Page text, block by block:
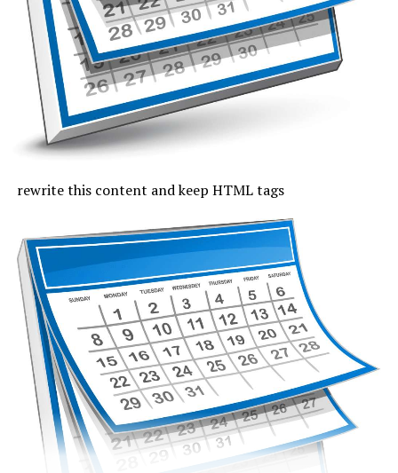
fi tropicală. Cerul va fi mai mult senin, iar vântul va sufla
slab și moderat.
Joi, cu excepția zonei de coastă, vremea va fi caniculară,
indicele temperatură-umezeală va depăși pe arii extinse
pragul critic de 80 de unități, iar temperaturile maxime
se vor încadra între 33 și 37 de grade, mai coborâte pe
litoral, unde vor fi 30 de grade. Noaptea, valorile termice
mult moderat și după-amiază vor fi posibile averse slabe.
Vineri, valorile termice nu mai trec de pragul caniculei,
la malul mării vor fi 33 de grade și minimele nocturne se
mențin între 19 și 24 de grade. Cerul va avea înnorări
temporare după-amiaza, când local vor fi averse slabe,
însoțite de fenomene electrice și intensificări de vânt.
rewrite this content and keep HTML tags